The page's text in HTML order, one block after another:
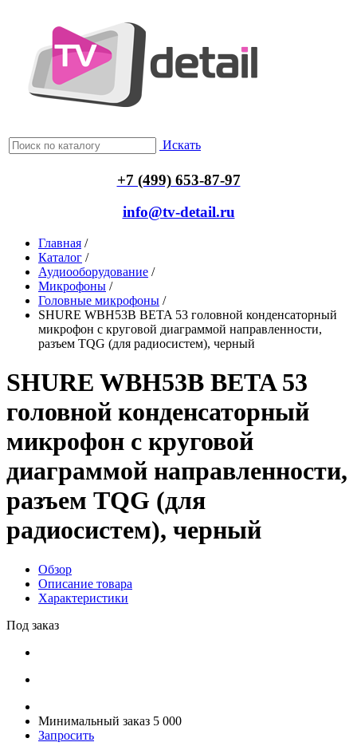
Искать
+7 (499) 653-87-97
info@tv-detail.ru
Главная /
Каталог /
Аудиооборудование /
Микрофоны /
Головные микрофоны /
SHURE WBH53B BETA 53 головной конденсаторный
микрофон с круговой диаграммой направленности,
разъем TQG (для радиосистем), черный
SHURE WBH53B BETA 53
головной конденсаторный
микрофон с круговой
диаграммой направленности,
разъем TQG (для
радиосистем), черный
Обзор
Описание товара
Характеристики
Под заказ
Минимальный заказ 5 000
Запросить